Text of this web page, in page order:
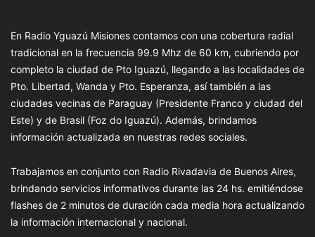
En Radio Yguazú Misiones contamos con una cobertura radial
tradicional en la frecuencia 99.9 Mhz de 60 km, cubriendo por
completo la ciudad de Pto Iguazú, llegando a las localidades de
Pto. Libertad, Wanda y Pto. Esperanza, así también a las
ciudades vecinas de Paraguay (Presidente Franco y ciudad del
Este) y de Brasil (Foz do Iguazú). Además, brindamos
información actualizada en nuestras redes sociales.
Trabajamos en conjunto con Radio Rivadavia de Buenos Aires,
brindando servicios informativos durante las 24 hs. emitiéndose
flashes de 2 minutos de duración cada media hora actualizando
la información internacional y nacional.